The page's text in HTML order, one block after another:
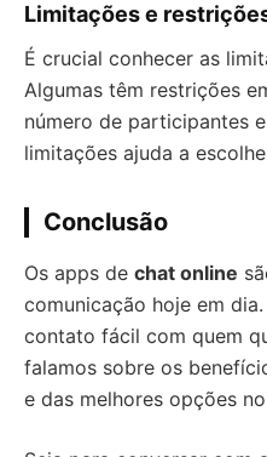
Limitações e
É crucial conhecer as
Algumas têm restrições
número de participantes
limitações ajuda a
Conclusão
Os apps de chat online
comunicação hoje em
contato fácil com quem
falamos sobre os
e das melhores opções